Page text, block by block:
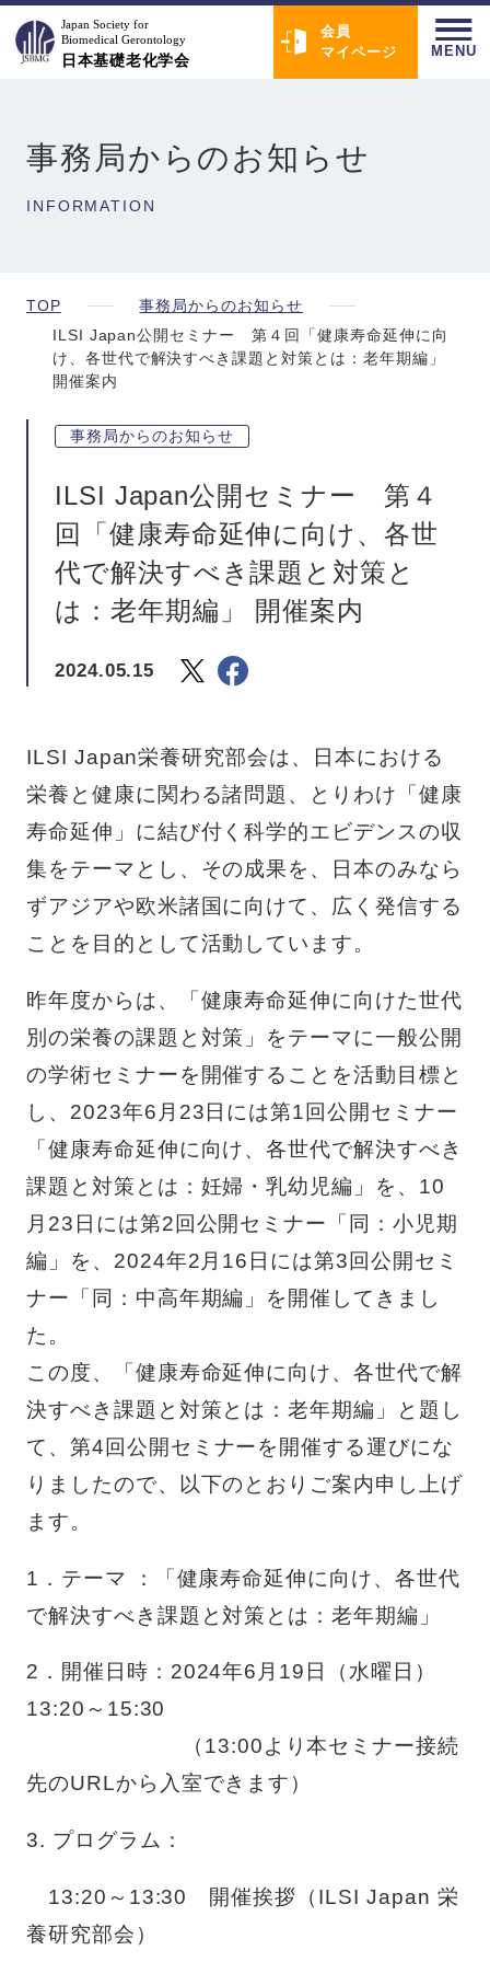
会員
マイページ
MENU
事務局からのお知らせ
INFORMATION
TOP
事務局からのお知らせ
ILSI Japan公開セミナー 第４回「健康寿命延伸に向
け、各世代で解決すべき課題と対策とは：老年期編」
開催案内
事務局からのお知らせ
ILSI Japan公開セミナー 第４
回「健康寿命延伸に向け、各世
代で解決すべき課題と対策と
は：老年期編」 開催案内
2024.05.15
ILSI Japan栄養研究部会は、日本における
栄養と健康に関わる諸問題、とりわけ「健康
寿命延伸」に結び付く科学的エビデンスの収
集をテーマとし、その成果を、日本のみなら
ずアジアや欧米諸国に向けて、広く発信する
ことを目的として活動しています。
昨年度からは、「健康寿命延伸に向けた世代
別の栄養の課題と対策」をテーマに一般公開
の学術セミナーを開催することを活動目標と
し、 2023年6 月 23日には第1回公開セミナー
「健康寿命延伸に向け、各世代で解決すべき
課題と対策とは：妊婦・乳幼児編」を、10
月 23 日には第2回公開セミナー「同：小児期
編」を、 2024年2 月 16 日には第3回公開セミ
ナー「同：中高年期編」を開催してきまし
た。
この度、「健康寿命延伸に向け、各世代で解
決すべき課題と対策とは：老年期編」と題し
て、第4回公開セミナーを開催する運びにな
りましたので、以下のとおりご案内申し上げ
ます。
1．テーマ ：「健康寿命延伸に向け、各世代
で解決すべき課題と対策とは：老年期編」
2．開催日時： 2024年6 月 19 日（水曜日）
13:20 ～ 15:30
（ 13:00より本セミナー接続
先のURLから入室できます）
3. プログラム：
13:20～ 13:30 開催挨拶（ ILSI Japan 栄
養研究部会）